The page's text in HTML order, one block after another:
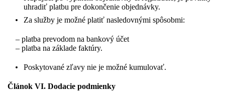
uhradiť platbu pre dokončenie objednávky.
Za služby je možné platiť nasledovnými spôsobmi:
– platba prevodom na bankový účet
– platba na základe faktúry.
Poskytované zľavy nie je možné kumulovať.
Článok VI. Dodacie podmienky